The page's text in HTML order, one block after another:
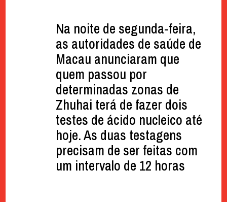
Na noite de segunda-feira,
as autoridades de saúde de
Macau anunciaram que
quem passou por
determinadas zonas de
Zhuhai terá de fazer dois
testes de ácido nucleico até
hoje. As duas testagens
precisam de ser feitas com
um intervalo de 12 horas